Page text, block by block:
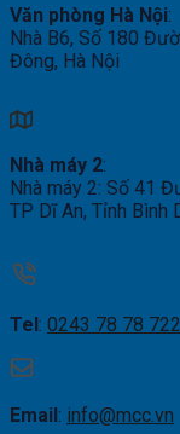
Văn phòng Hà Nội:
Nhà B6, Số 180
Đông, Hà Nội
Nhà máy 2:
Nhà máy 2: Số 41
TP Dĩ An, Tỉnh Bình
Tel: 0243 78 78 722
Email: info@mcc.vn